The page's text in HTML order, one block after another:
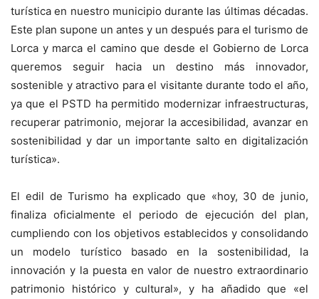
turística en nuestro municipio durante las últimas décadas.
Este plan supone un antes y un después para el turismo de
Lorca y marca el camino que desde el Gobierno de Lorca
queremos seguir hacia un destino más innovador,
sostenible y atractivo para el visitante durante todo el año,
ya que el PSTD ha permitido modernizar infraestructuras,
recuperar patrimonio, mejorar la accesibilidad, avanzar en
sostenibilidad y dar un importante salto en digitalización
turística».
El edil de Turismo ha explicado que «hoy, 30 de junio,
finaliza oficialmente el periodo de ejecución del plan,
cumpliendo con los objetivos establecidos y consolidando
un modelo turístico basado en la sostenibilidad, la
innovación y la puesta en valor de nuestro extraordinario
patrimonio histórico y cultural», y ha añadido que «el